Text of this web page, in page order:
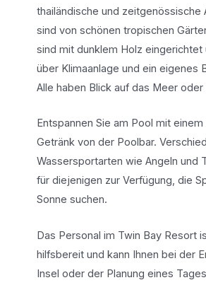
thailändische und zeitgenössische
sind von schönen tropischen
sind mit dunklem Holz eingerichtet
über Klimaanlage und ein eigenes
Alle haben Blick auf das Meer oder
Entspannen Sie am Pool mit
Getränk von der Poolbar.
Wassersportarten wie Angeln und
für diejenigen zur Verfügung, die
Sonne suchen.
Das Personal im Twin Bay Resort
hilfsbereit und kann Ihnen bei der
Insel oder der Planung eines